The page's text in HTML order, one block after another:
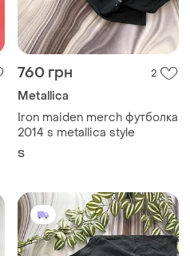
760 грн 2
Metallica
Iron maiden merch футболка
2014 s metallica style
S